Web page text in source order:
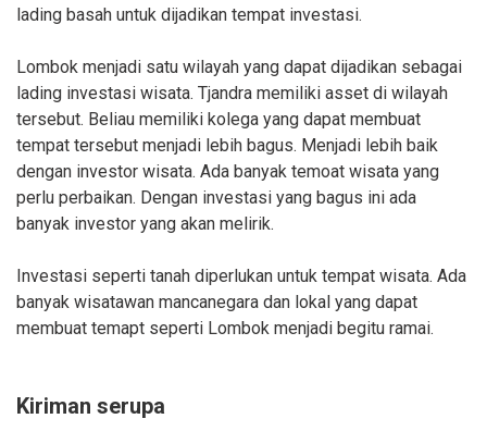
lading basah untuk dijadikan tempat investasi.
Lombok menjadi satu wilayah yang dapat dijadikan sebagai
lading investasi wisata. Tjandra memiliki asset di wilayah
tersebut. Beliau memiliki kolega yang dapat membuat
tempat tersebut menjadi lebih bagus. Menjadi lebih baik
dengan investor wisata. Ada banyak temoat wisata yang
perlu perbaikan. Dengan investasi yang bagus ini ada
banyak investor yang akan melirik.
Investasi seperti tanah diperlukan untuk tempat wisata. Ada
banyak wisatawan mancanegara dan lokal yang dapat
membuat temapt seperti Lombok menjadi begitu ramai.
Kiriman serupa